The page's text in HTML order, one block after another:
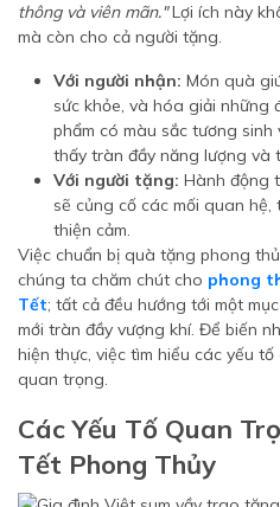
thông và viên mãn."Lợi ích này
mà còn cho cả người tặng.
Với người nhận: Món quà
sức khỏe, và hóa giải những
phẩm có màu sắc tương sinh
thấy tràn đầy năng lượng và
Với người tặng: Hành động
sẽ củng cố các mối quan
thiện cảm.
Việc chuẩn bị quà tặng phong
chúng ta chăm chút cho phong
Tết; tất cả đều hướng tới một
mới tràn đầy vượng khí. Để biến
hiện thực, việc tìm hiểu các yếu
quan trọng.
Các Yếu Tố Quan
Tết Phong Thủy